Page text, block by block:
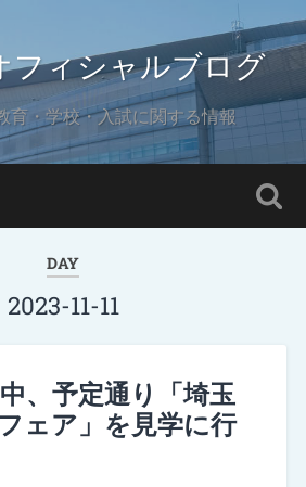
フィシャルブログ
育・学校・入試に関する情報
DAY
2023-11-11
、予定通り「埼玉
ェア」を見学に行